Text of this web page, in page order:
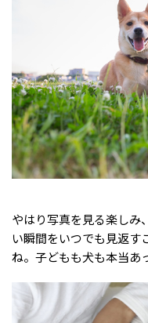
やはり写真を見る楽しみ
い瞬間をいつでも見返す
ね。子どもも犬も本当あ